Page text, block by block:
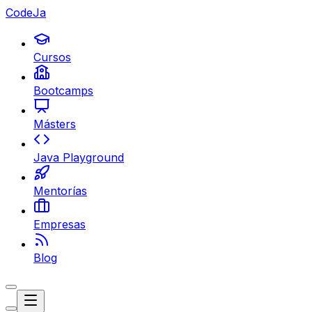
CodeJa
Cursos
Bootcamps
Másters
Java Playground
Mentorías
Empresas
Blog